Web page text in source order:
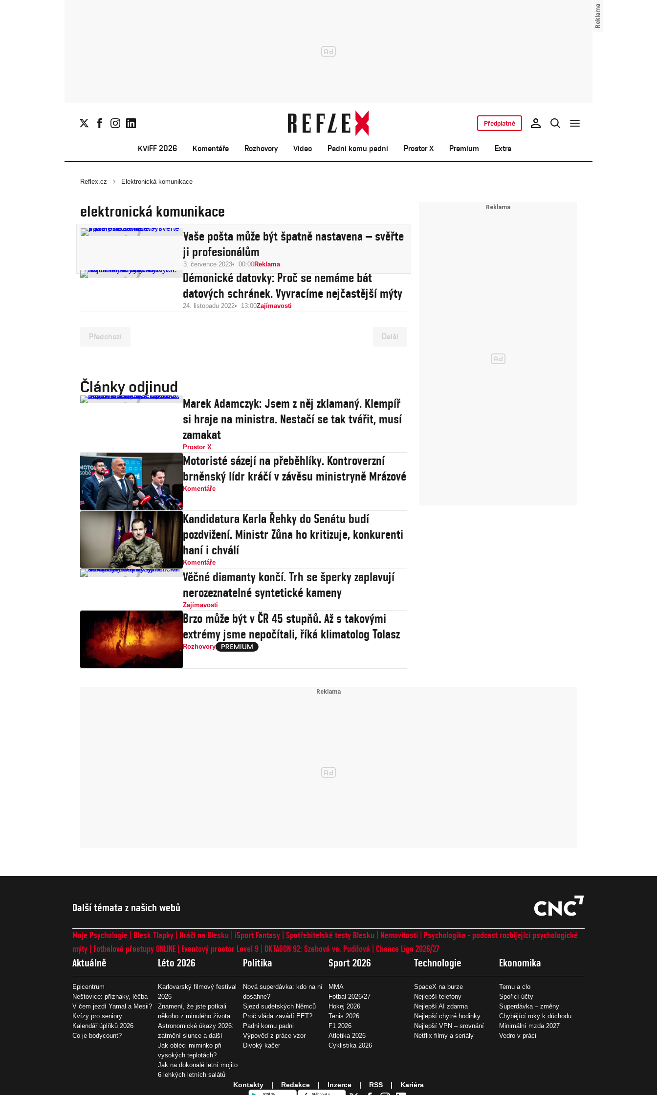
KVIFF 2026 Komentáře Rozhovory Video Padni komu padni Prostor X Premium Extra
Předplatné
Reflex.cz Elektronická komunikace
elektronická komunikace
Vaše pošta může být špatně nastavena – svěřte
ji profesionálům
3. července 2023 00:00Reklama
Démonické datovky: Proč se nemáme bát
datových schránek. Vyvracíme nejčastější mýty
24. listopadu 2022 13:00Zajímavosti
Předchozí Další
Články odjinud
Marek Adamczyk: Jsem z něj zklamaný. Klempíř
si hraje na ministra. Nestačí se tak tvářit, musí
zamakat
Prostor X
Motoristé sázejí na přeběhlíky. Kontroverzní
brněnský lídr kráčí v závěsu ministryně Mrázové
Komentáře
Kandidatura Karla Řehky do Senátu budí
pozdvižení. Ministr Zůna ho kritizuje, konkurenti
haní i chválí
Komentáře
Věčné diamanty končí. Trh se šperky zaplavují
nerozeznatelné syntetické kameny
Zajímavosti
Brzo může být v ČR 45 stupňů. Až s takovými
extrémy jsme nepočítali, říká klimatolog Tolasz
Rozhovory
Další témata z našich webů
Moje Psychologie Blesk Tlapky Hráči na Blesku iSport Fantasy Spotřebitelské testy Blesku Nemovitosti
Psychologika - podcast rozbíjející psychologické
mýty
Fotbalové přestupy ONLINE Eventový prostor Level 9 OKTAGON 92: Szabová vs. Pudilová Chance Liga 2026/27
Aktuálně
Epicentrum
Neštovice: příznaky, léčba
V čem jezdí Yamal a Mesii?
Kvízy pro seniory
Kalendář úplňků 2026
Co je bodycount?
Léto 2026
Karlovarský filmový festival
2026
Znamení, že jste potkali
někoho z minulého života
Astronomické úkazy 2026:
zatmění slunce a další
Jak obléci miminko při
vysokých teplotách?
Jak na dokonalé letní mojito
6 lehkých letních salátů
Politika
Nová superdávka: kdo na ní
dosáhne?
Sjezd sudetských Němců
Proč vláda zavádí EET?
Padni komu padni
Výpověď z práce vzor
Divoký kačer
Sport 2026
MMA
Fotbal 2026/27
Hokej 2026
Tenis 2026
F1 2026
Atletika 2026
Cyklistika 2026
Technologie
SpaceX na burze
Nejlepší telefony
Nejlepší AI zdarma
Nejlepší chytré hodinky
Nejlepší VPN – srovnání
Netflix filmy a seriály
Ekonomika
Temu a clo
Spořicí účty
Superdávka – změny
Chybějící roky k důchodu
Minimální mzda 2027
Vedro v práci
Kontakty Redakce Inzerce RSS Kariéra